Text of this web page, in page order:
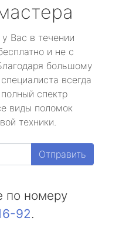
Вас в течении
и не с
большому
всегда
спектр
виды поломок
техники.
Отправить
по номеру
92.